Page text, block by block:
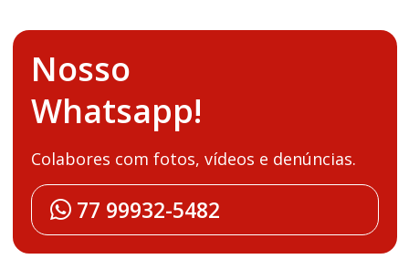
Nosso
Whatsapp!
Colabores com fotos, vídeos e denúncias.
77 99932-5482